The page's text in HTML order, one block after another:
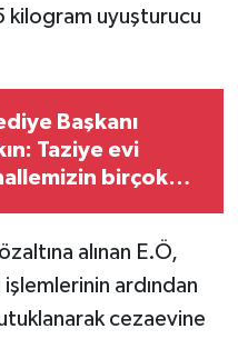
kilogram uyuşturucu
Başkanı
Taziye evi
birçok
alınan E.Ö,
ardından
cezaevine